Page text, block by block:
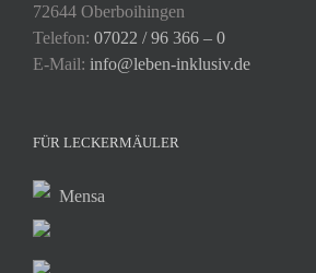
72644 Oberboihingen
Telefon: 07022 / 96 366 – 0
E-Mail: info@leben-inklusiv.de
FÜR LECKERMÄULER
Mensa